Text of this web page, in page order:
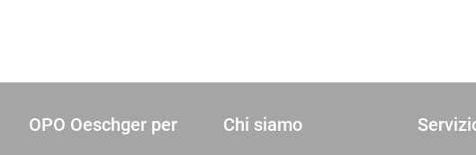
OPO Oeschger per Chi siamo